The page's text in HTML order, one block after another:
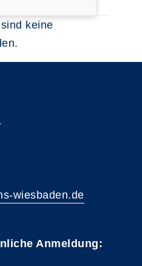
keine
wiesbaden.de
Anmeldung: